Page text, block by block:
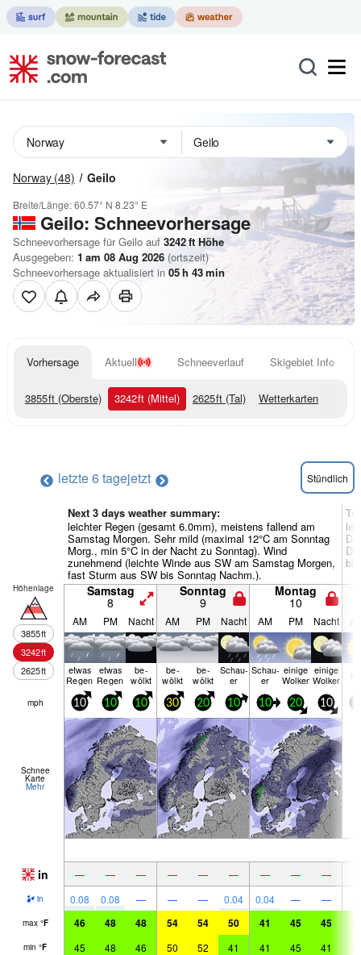
Norway (48) Geilo
Breite/Länge:60.57° N 8.23° E
Geilo: Schneevorhersage
Schneevorhersage für Geilo auf 3242ft Höhe
Ausgegeben: 1 am 08 Aug 2026 (ortszeit)
Schneevorhersage aktualisiert in 05h 43min
Vorhersage Aktuell Schneeverlauf Skigebiet Info
3855ft (Oberste) 3242ft (Mittel) 2625ft (Tal) Wetterkarten
letzte 6 tagejetzt Stündlich
Next 3 days weather summary:
leichter Regen (gesamt 6.0mm), meistens fallend am
Samstag Morgen. Sehr mild (maximal 12°C am Sonntag
Morg., min 5°C in der Nacht zu Sonntag). Wind
zunehmend (leichte Winde aus SW am Samstag Morgen,
fast Sturm aus SW bis Sonntag Nachm.).
Höhenlage
3855ft
3242ft
2625ft
Samstag
8
Sonntag
9
Montag
10
AM PM Nacht AM PM Nacht AM PM Nacht
etwas
Regen
etwas
Regen
be­
wölkt
be­
wölkt
be­
wölkt
Schau­
er
Schau­
er
einige
Wolken
einige
Wolken
mph 10 10 10 30 20 10 10 20 10
Schnee
Karte
Mehr
in — — — — — — — — —
in 0.08 0.08 — — — 0.04 0.04 — —
max °F 46 48 48 54 54 50 41 45 45
min °F 45 48 46 50 52 41 41 45 41